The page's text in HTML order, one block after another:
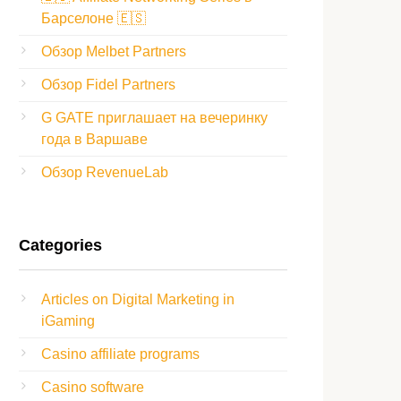
Барселоне 🇪🇸
Обзор Melbet Partners
Обзор Fidel Partners
G GATE приглашает на вечеринку
года в Варшаве
Обзор RevenueLab
Categories
Articles on Digital Marketing in
iGaming
Casino affiliate programs
Casino software